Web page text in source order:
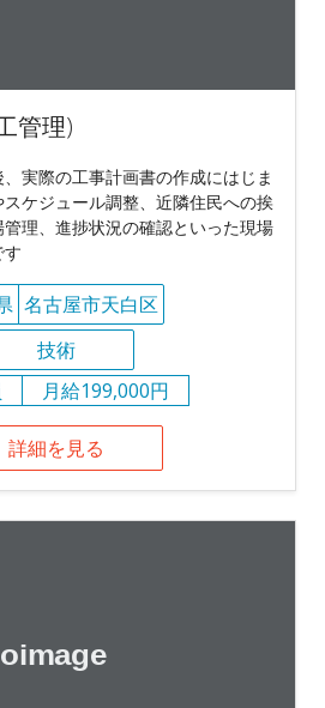
管理)
実際の工事計画書の作成にはじま
ケジュール調整、近隣住民への挨
理、進捗状況の確認といった現場
す
名古屋市天白区
技術
月給199,000円
詳細を見る